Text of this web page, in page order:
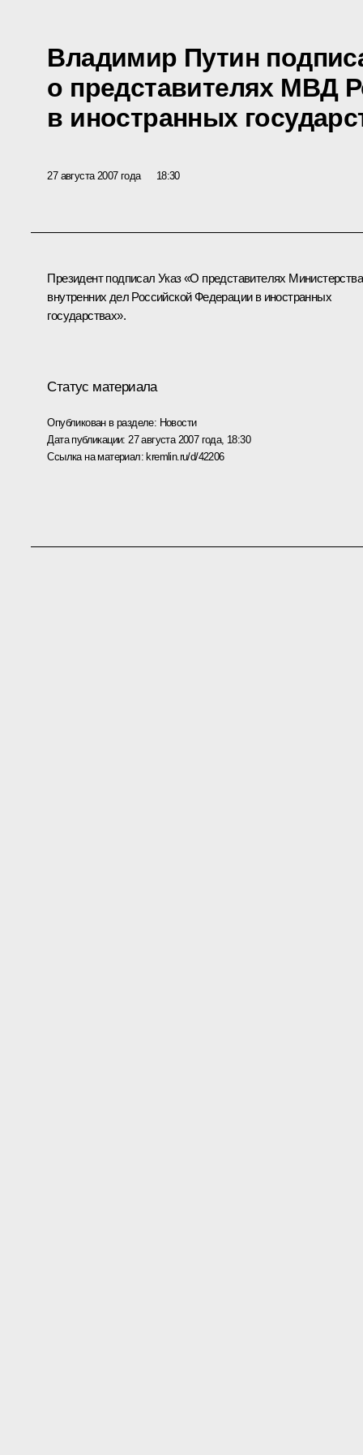
Владимир Путин
о представителях МВД
в иностранных
27 августа 2007 года 18:30
Президент подписал Указ «О представителях Министерства
внутренних дел Российской Федерации в иностранных
государствах».
Статус материала
Опубликован в разделе: Новости
Дата публикации: 27 августа 2007 года, 18:30
Ссылка на материал:kremlin.ru/d/42206